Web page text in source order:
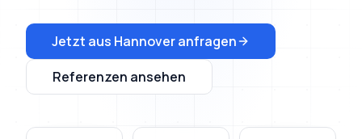
Jetzt aus Hannoveranfragen
Referenzen ansehen